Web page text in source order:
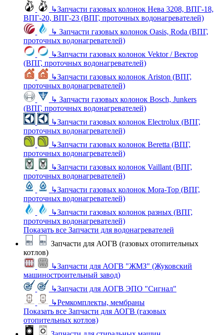
↳Запчасти газовых колонок Нева 3208, ВПГ-18,
ВПГ-20, ВПГ-23 (ВПГ, проточных водонагревателей)
↳ Запчасти газовых колонок Oasis, Roda (ВПГ,
проточных водонагревателей)
↳Запчасти газовых колонок Vektor / Вектор
(ВПГ, проточных водонагревателей)
↳Запчасти газовых колонок Ariston (ВПГ,
проточных водонагревателей)
↳ Запчасти газовых колонок Bosch, Junkers
(ВПГ, проточных водонагревателей)
↳Запчасти газовых колонок Electrolux (ВПГ,
проточных водонагревателей)
↳Запчасти газовых колонок Beretta (ВПГ,
проточных водонагревателей)
↳Запчасти газовых колонок Vaillant (ВПГ,
проточных водонагревателей)
↳Запчасти газовых колонок Mora-Top (ВПГ,
проточных водонагревателей)
↳Запчасти газовых колонок разных (ВПГ,
проточных водонагревателей)
Показать все Запчасти для водонагревателей
Запчасти для АОГВ (газовых отопительных
котлов)
↳Запчасти для АОГВ "ЖМЗ" (Жуковский
машиностроительный завод)
↳Запчасти для АОГВ ЭПО "Сигнал"
↳Ремкомплекты, мембраны
Показать все Запчасти для АОГВ (газовых
отопительных котлов)